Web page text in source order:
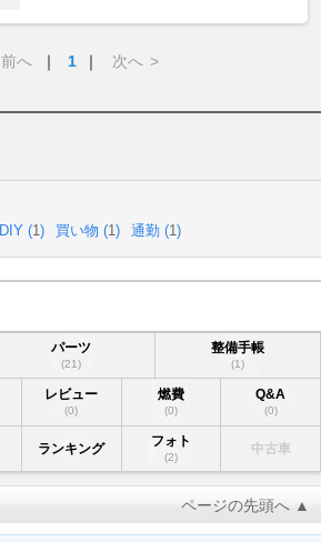
前へ ｜ 1 ｜ 次へ >
DIY (1) 買い物 (1) 通勤 (1)
パーツ
(21)
整備手帳
(1)
レビュー
(0)
燃費
(0)
Q&A
(0)
ランキング フォト
(2)
中古車
ページの先頭へ ▲